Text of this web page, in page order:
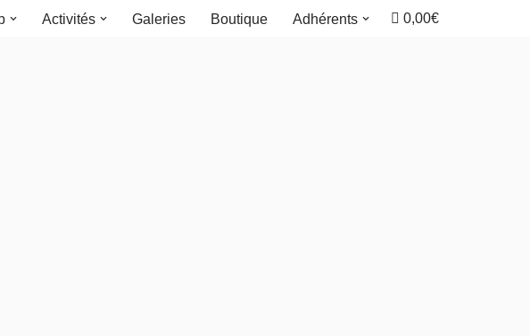
Activités Galeries Boutique Adhérents 0,00€